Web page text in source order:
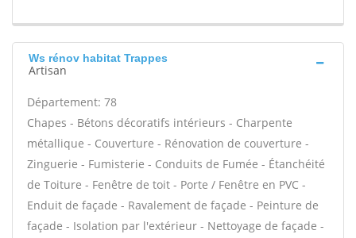
Ws rénov habitat Trappes
Artisan
Département: 78
Chapes - Bétons décoratifs intérieurs - Charpente
métallique - Couverture - Rénovation de couverture -
Zinguerie - Fumisterie - Conduits de Fumée - Étanchéité
de Toiture - Fenêtre de toit - Porte / Fenêtre en PVC -
Enduit de façade - Ravalement de façade - Peinture de
façade - Isolation par l'extérieur - Nettoyage de façade -